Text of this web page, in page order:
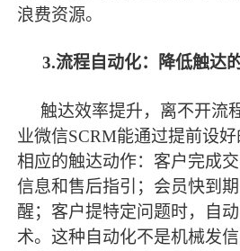
浪费资源。
3.流程自动化：降低触达
触达效率提升，离不开流
业微信SCRM能通过提前设
相应的触达动作：客户完成
信息和售后指引；会员快到
醒；客户提特定问题时，自
术。这种自动化不是机械发